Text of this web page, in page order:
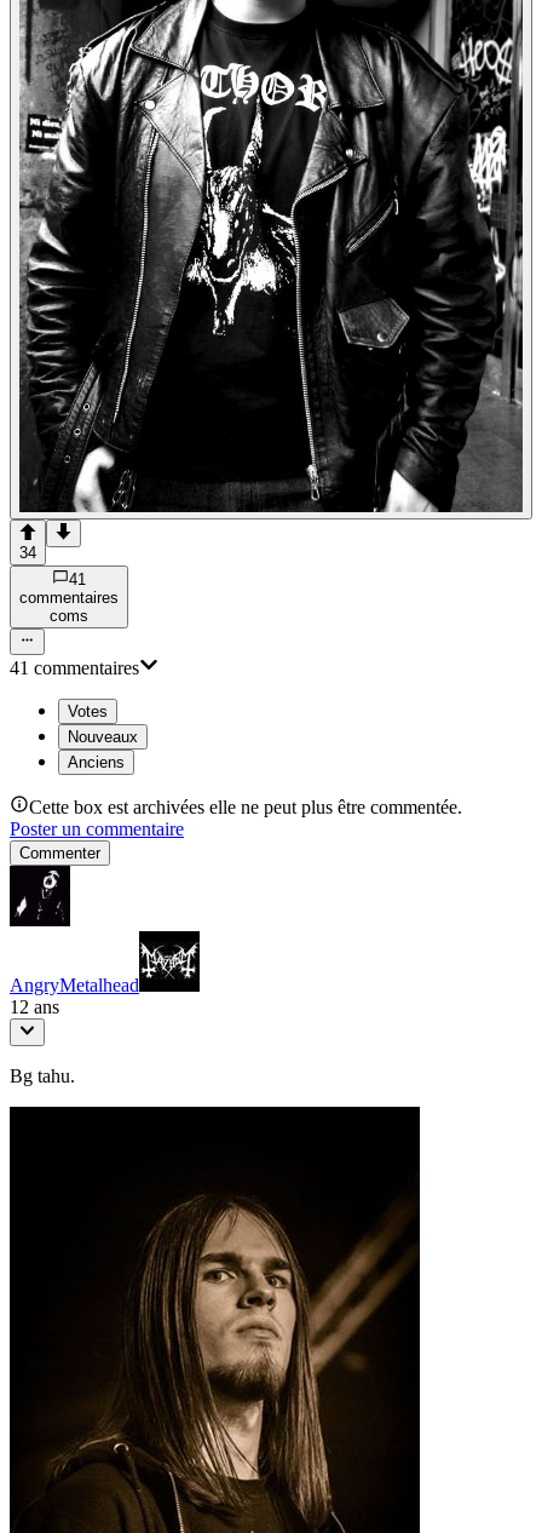
34
41
commentaires
coms
41 commentaires
Votes
Nouveaux
Anciens
Cette box est archivées elle ne peut plus être commentée.
Poster un commentaire
Commenter
AngryMetalhead
12 ans
Bg tahu.